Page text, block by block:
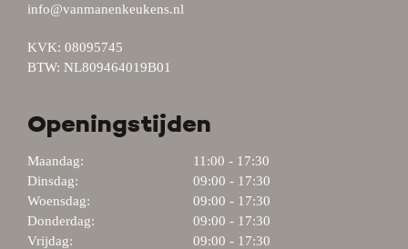
info@vanmanenkeukens.nl
KVK: 08095745
BTW: NL809464019B01
Openingstijden
Maandag:
11:00 - 17:30
Dinsdag:
09:00 - 17:30
Woensdag:
09:00 - 17:30
Donderdag:
09:00 - 17:30
Vrijdag:
09:00 - 17:30